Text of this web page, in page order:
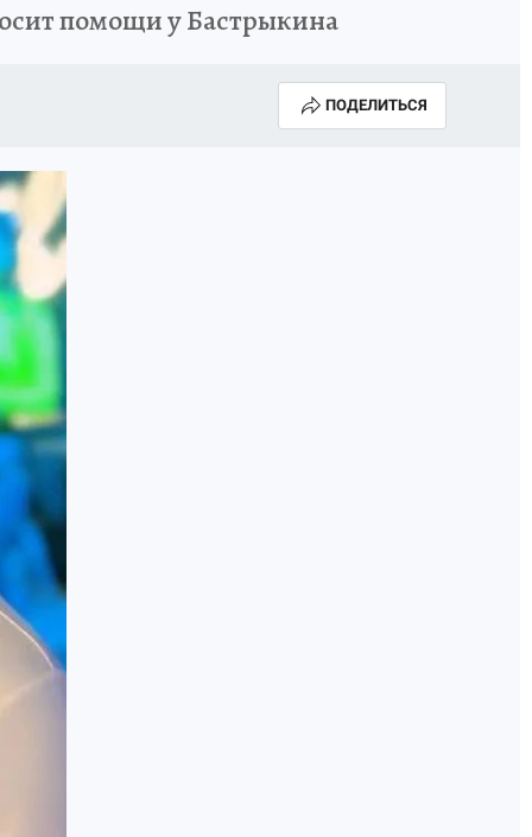
помощи у Бастрыкина
ПОДЕЛИТЬСЯ